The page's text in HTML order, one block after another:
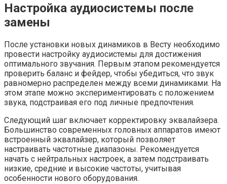
Настройка аудиосистемы после
замены
После установки новых динамиков в Весту необходимо
провести настройку аудиосистемы для достижения
оптимального звучания. Первым этапом рекомендуется
проверить баланс и фейдер, чтобы убедиться, что звук
равномерно распределен между всеми динамиками. На
этом этапе можно экспериментировать с положением
звука, подстраивая его под личные предпочтения.
Следующий шаг включает корректировку эквалайзера.
Большинство современных головных аппаратов имеют
встроенный эквалайзер, который позволяет
настраивать частотные диапазоны. Рекомендуется
начать с нейтральных настроек, а затем подстраивать
низкие, средние и высокие частоты, учитывая
особенности нового оборудования.